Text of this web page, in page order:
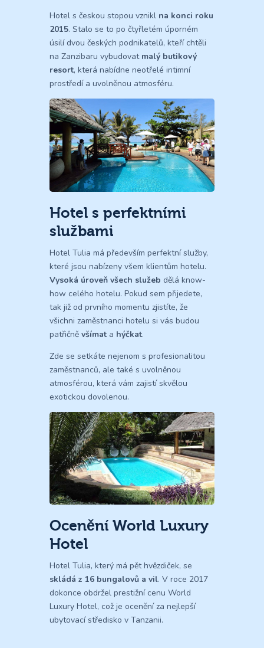
Hotel s českou stopou vznikl na konci roku
2015. Stalo se to po čtyřletém úporném
úsilí dvou českých podnikatelů, kteří chtěli
na Zanzibaru vybudovat malý butikový
resort, která nabídne neotřelé intimní
prostředí a uvolněnou atmosféru.
Hotel s perfektními
službami
Hotel Tulia má především perfektní služby,
které jsou nabízeny všem klientům hotelu.
Vysoká úroveň všech služeb dělá know-
how celého hotelu. Pokud sem přijedete,
tak již od prvního momentu zjistíte, že
všichni zaměstnanci hotelu si vás budou
patřičně všímat a hýčkat.
Zde se setkáte nejenom s profesionalitou
zaměstnanců, ale také s uvolněnou
atmosférou, která vám zajistí skvělou
exotickou dovolenou.
Ocenění World Luxury
Hotel
Hotel Tulia, který má pět hvězdiček, se
skládá z 16 bungalovů a vil. V roce 2017
dokonce obdržel prestižní cenu World
Luxury Hotel, což je ocenění za nejlepší
ubytovací středisko v Tanzanii.